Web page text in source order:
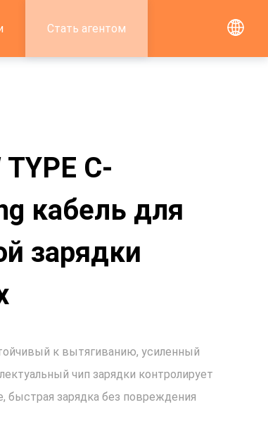
Стать агентом
C-
кабель для
зарядки
к вытягиванию, усиленный
чип зарядки контролирует
быстрая зарядка без повреждения